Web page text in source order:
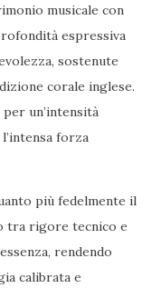
musicale con
espressiva
sostenute
corale inglese.
un’intensità
forza
più fedelmente il
tra rigore tecnico e
rendendo
calibrata e